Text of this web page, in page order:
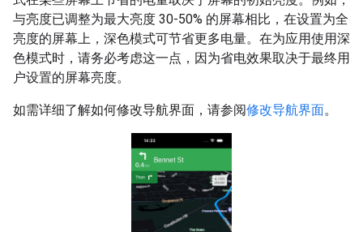
与亮度已调整为最大亮度 30-50% 的屏幕相比，在设置为全
亮度的屏幕上，深色模式可节省更多电量。在为应用使用深
色模式时，请务必考虑这一点，因为省电效果取决于最终用
户设置的屏幕亮度。
如需详细了解如何修改导航界面，请参阅修改导航界面。